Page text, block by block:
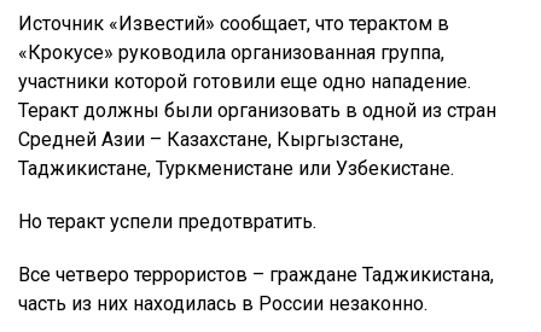
Источник «Известий» сообщает, что терактом в
«Крокусе» руководила организованная группа,
участники которой готовили еще одно нападение.
Теракт должны были организовать в одной из стран
Средней Азии – Казахстане, Кыргызстане,
Таджикистане, Туркменистане или Узбекистане.
Но теракт успели предотвратить.
Все четверо террористов – граждане Таджикистана,
часть из них находилась в России незаконно.